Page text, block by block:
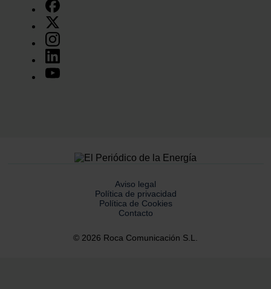
Aviso legal
Política de privacidad
Política de Cookies
Contacto
© 2026 Roca Comunicación S.L.